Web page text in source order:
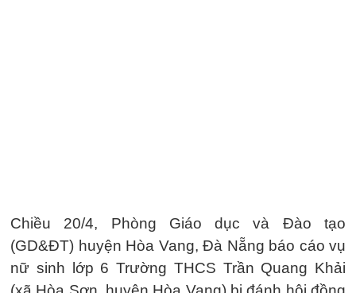
Chiều 20/4, Phòng Giáo dục và Đào tạo
(GD&ĐT) huyện Hòa Vang, Đà Nẵng báo cáo vụ
nữ sinh lớp 6 Trường THCS Trần Quang Khải